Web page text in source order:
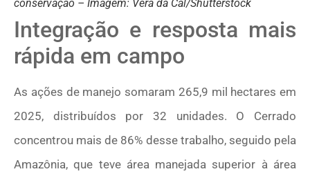
conservação – Imagem: Vera da Cal/Shutterstock
Integração e resposta mais
rápida em campo
As ações de manejo somaram 265,9 mil hectares em
2025, distribuídos por 32 unidades. O Cerrado
concentrou mais de 86% desse trabalho, seguido pela
Amazônia, que teve área manejada superior à área